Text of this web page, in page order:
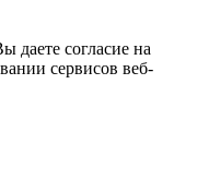
даете согласие на
сервисов веб-